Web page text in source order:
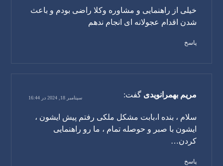
خیلی از راهنمایی و مشاوره وکلا راضی بودم و باعث
شدن اقدام عجولانه ای انجام ندهم
پاسخ
مریم بهمرانویدی گفت: سپتامبر 18, 2024 در 16:44
سلام ، بنده ا،بابت مشکل ملکی رفتم پیش ایشون ،
ایشون با صبر و حوصله تمام ، ما رو راهنمایی
کردن…
پاسخ